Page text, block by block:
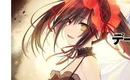
アニメ映画一覧
今期アニメ曜日別一覧
春アニメ